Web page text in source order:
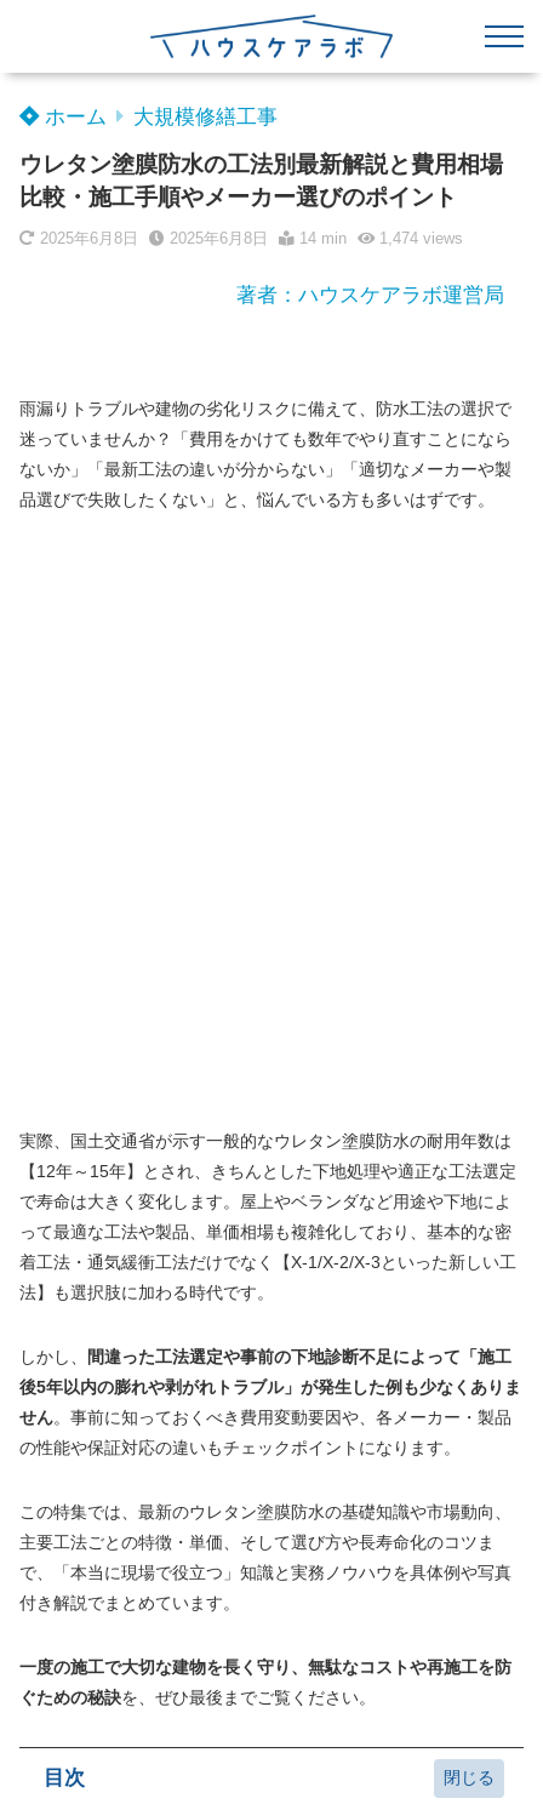
ホーム 大規模修繕工事
ウレタン塗膜防水の工法別最新解説と費用相場
比較・施工手順やメーカー選びのポイント
2025年6月8日 2025年6月8日 14 min 1,474views
著者：ハウスケアラボ運営局
雨漏りトラブルや建物の劣化リスクに備えて、防水工法の選択で
迷っていませんか？「費用をかけても数年でやり直すことになら
ないか」「最新工法の違いが分からない」「適切なメーカーや製
品選びで失敗したくない」と、悩んでいる方も多いはずです。
実際、国土交通省が示す一般的なウレタン塗膜防水の耐用年数は
【12年～15年】とされ、きちんとした下地処理や適正な工法選定
で寿命は大きく変化します。屋上やベランダなど用途や下地によ
って最適な工法や製品、単価相場も複雑化しており、基本的な密
着工法・通気緩衝工法だけでなく【X-1/X-2/X-3といった新しい工
法】も選択肢に加わる時代です。
しかし、
間違った工法選定や事前の下地診断不足によって「施工
後5年以内の膨れや剥がれトラブル」が発生した例も少なくありま
せん。事前に知っておくべき費用変動要因や、各メーカー・製品
の性能や保証対応の違いもチェックポイントになります。
この特集では、最新のウレタン塗膜防水の基礎知識や市場動向、
主要工法ごとの特徴・単価、そして選び方や長寿命化のコツま
で、「本当に現場で役立つ」知識と実務ノウハウを具体例や写真
付き解説でまとめています。
一度の施工で大切な建物を長く守り、無駄なコストや再施工を防
ぐための秘訣を、ぜひ最後までご覧ください。
目次